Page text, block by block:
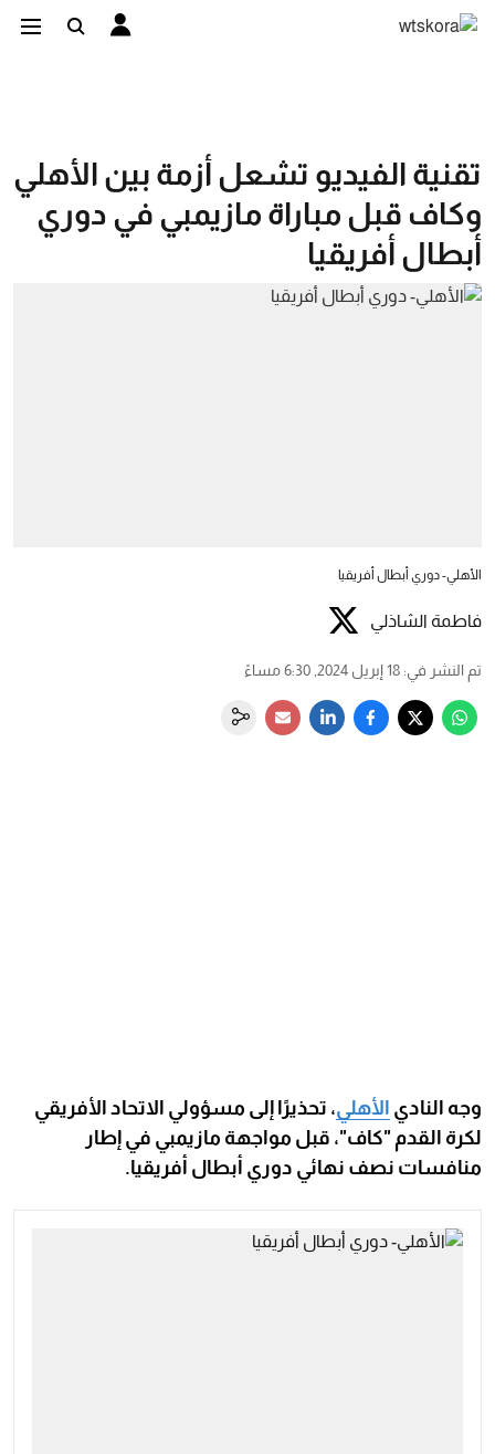
تقنية الفيديو تشعل أزمة بين الأهلي
وكاف قبل مباراة مازيمبي في دوري
أبطال أفريقيا
الأهلي- دوري أبطال أفريقيا
فاطمة الشاذلي
تم النشر في: 18 إبريل 2024, 6:30 مساءً
وجه النادي الأهلي، تحذيرًا إلى مسؤولي الاتحاد الأفريقي
لكرة القدم "كاف"، قبل مواجهة مازيمبي في إطار
منافسات نصف نهائي دوري أبطال أفريقيا.